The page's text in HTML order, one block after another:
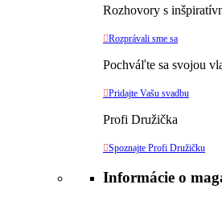
Rozhovory s
Rozprávali sme sa
Pochváľte sa svojou
Pridajte Vašu svadbu
Profi Družička
Spoznajte Profi Družičku
Informácie o